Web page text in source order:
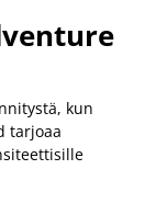
kun
tarjoaa